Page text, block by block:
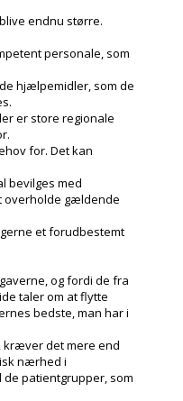
endnu større.
personale, som
hjælpemidler, som de
er store regionale
for. Det kan
bevilges med
overholde gældende
et forudbestemt
og fordi de fra
taler om at flytte
bedste, man har i
kræver det mere end
nærhed i
patientgrupper, som